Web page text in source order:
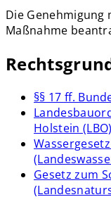
Die Genehmigung
Maßnahme
§§ 17 ff.
Holstein (LBO)
Gesetz zum